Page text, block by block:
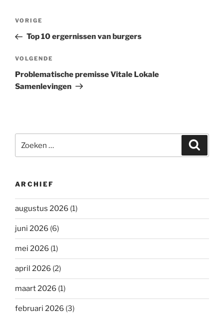
Bericht
Vorig
bericht
VORIGE
Top 10 ergernissen van burgers
Volgend
bericht
VOLGENDE
Problematische premisse Vitale Lokale
Samenlevingen
naar:
ARCHIEF
augustus 2026 (1)
juni 2026 (6)
mei 2026 (1)
april 2026 (2)
maart 2026 (1)
februari 2026 (3)